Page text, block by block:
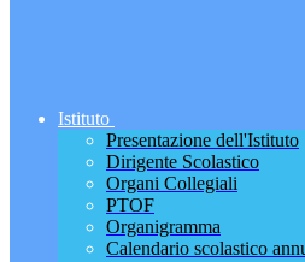
Istituto
Presentazione dell'Istituto
Dirigente Scolastico
Organi Collegiali
PTOF
Organigramma
Calendario scolastico